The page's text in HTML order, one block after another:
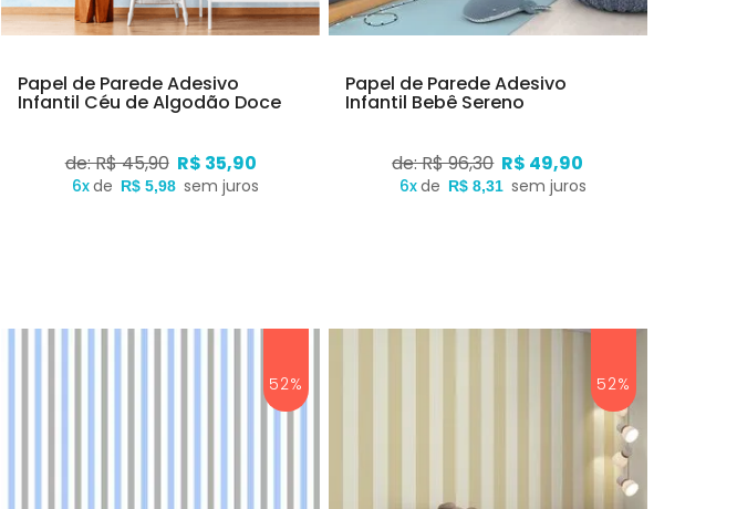
Papel de Parede Adesivo
Infantil Céu de Algodão Doce
de: R$ 45,90 R$ 35,90
6xde R$ 5,98 sem juros
Papel de Parede Adesivo
Infantil Bebê Sereno
de: R$ 96,30 R$ 49,90
6xde R$ 8,31 sem juros
52% 52%